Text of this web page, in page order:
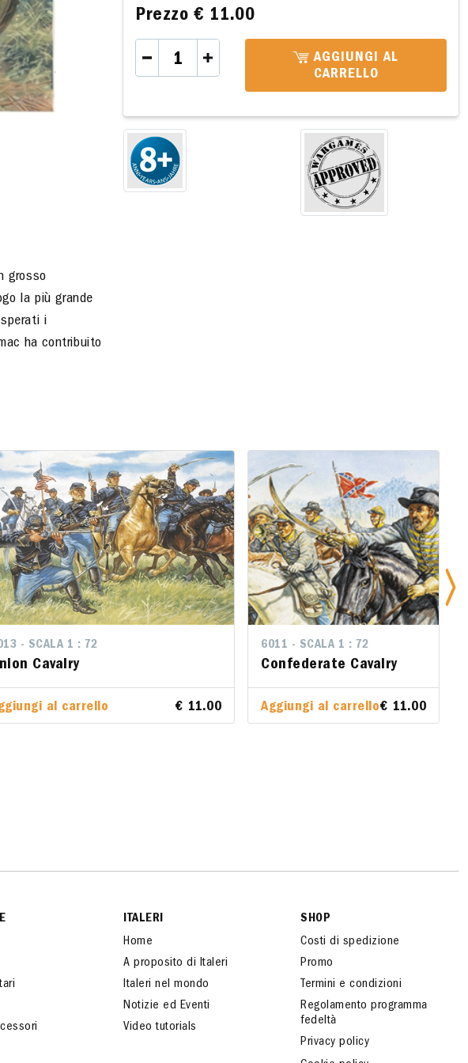
Prezzo€ 11.00
AGGIUNGI AL
CARRELLO
grosso
la più grande
i
ha contribuito
- SCALA 1 : 72
Cavalry
al carrello € 11.00
6011 - SCALA 1 : 72
Confederate Cavalry
Aggiungi al carrello€ 11.00
- SCALA 1 : 72
Cavalry
al carrello € 11.00
6011 - SCALA 1 : 72
Confederate Cavalry
Aggiungi al carrello € 11.00
ITALERI
Home
A proposito di Italeri
Italeri nel mondo
Notizie ed Eventi
Video tutorials
SHOP
Costi di spedizione
Promo
Termini e condizioni
Regolamento programma
fedeltà
Privacy policy